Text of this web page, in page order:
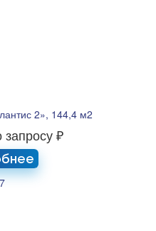
2», 144,4 м2
₽